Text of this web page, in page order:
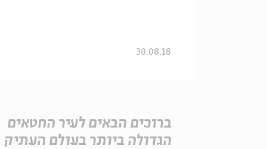
30.08.18
ברוכים הבאים לעיר החטאים
הגדולה ביותר בעולם העתיק